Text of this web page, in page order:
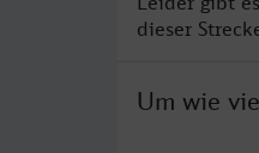
dieser
Um wie